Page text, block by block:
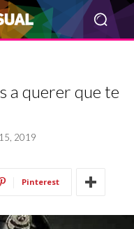
a querer que te
2019
Pinterest